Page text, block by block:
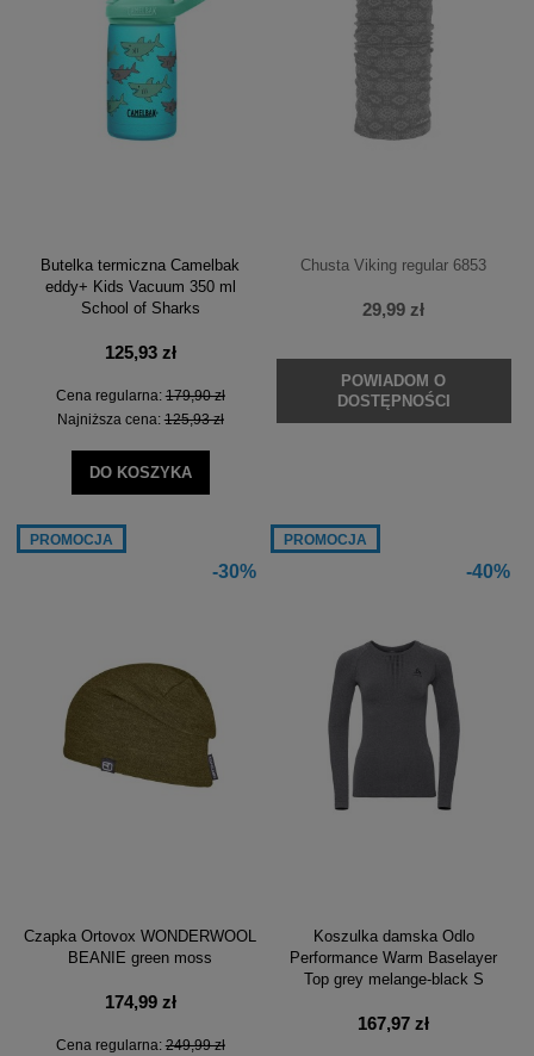
Butelka termiczna Camelbak
eddy+ Kids Vacuum 350 ml
School of Sharks
125,93 zł
Cena regularna:179,90 zł
Najniższa cena:125,93 zł
DO KOSZYKA
Chusta Viking regular 6853
29,99 zł
POWIADOM O
DOSTĘPNOŚCI
-30%
Czapka Ortovox WONDERWOOL
BEANIE green moss
174,99 zł
Cena regularna:249,99 zł
PROMOCJA
-40%
Koszulka damska Odlo
Performance Warm Baselayer
Top grey melange-black S
167,97 zł
PROMOCJA